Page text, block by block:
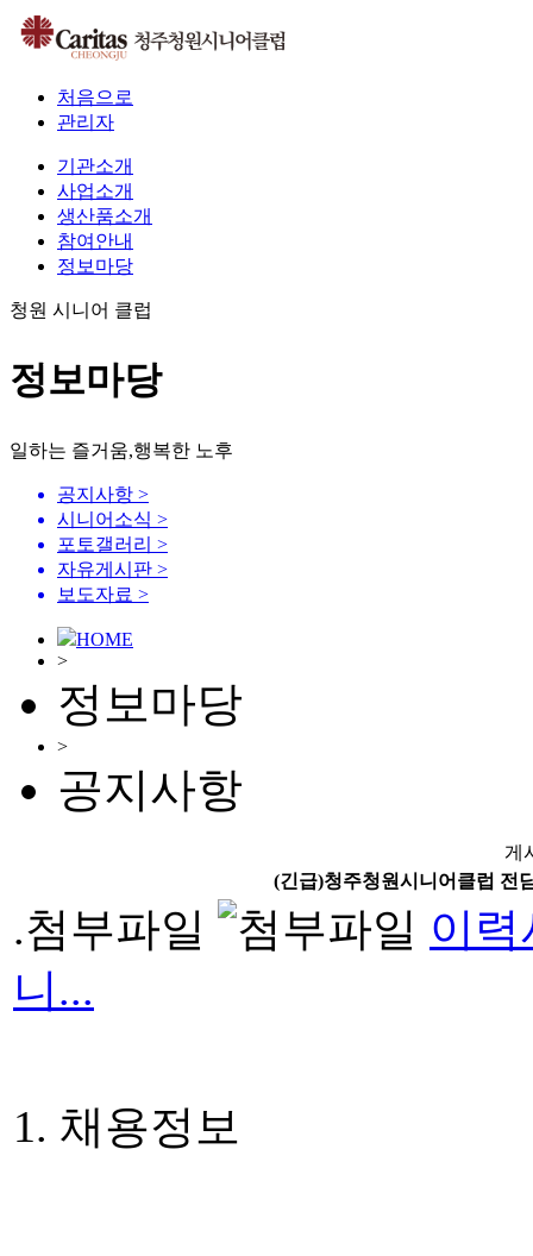
처음으로
관리자
기관소개
사업소개
생산품소개
참여안내
정보마당
청원 시니어 클럽
정보마당
일하는 즐거움,행복한 노후
공지사항 >
시니어소식 >
포토갤러리 >
자유게시판 >
보도자료 >
HOME
>
정보마당
>
공지사항
게
(긴급)청주청원시니어클럽 전
.첨부파일
이력
니...
1. 채용정보